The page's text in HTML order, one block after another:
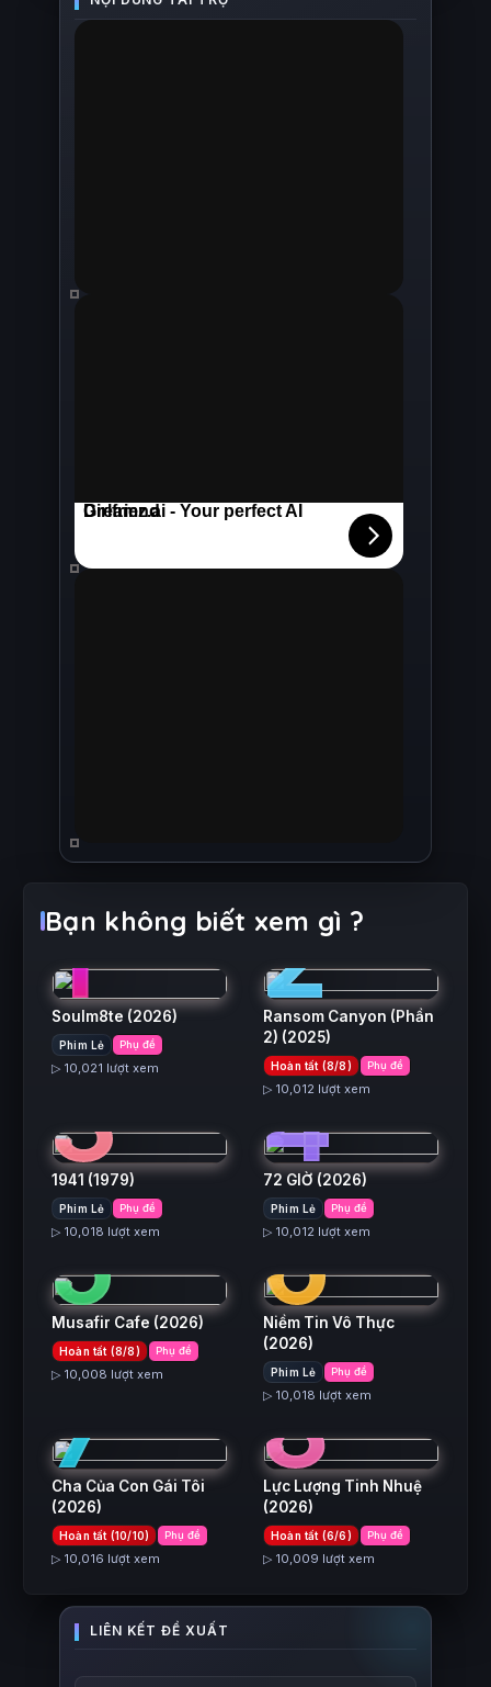
Bạn không biết xem gì ?
1
Soulm8te (2026)
Phim Lẻ Phụ đề
▷ 10,021 lượt xem
2
Ransom Canyon (Phần
2) (2025)
Hoàn tất (8/8) Phụ đề
▷ 10,012 lượt xem
3
1941 (1979)
Phim Lẻ Phụ đề
▷ 10,018 lượt xem
4
72 GIỜ (2026)
Phim Lẻ Phụ đề
▷ 10,012 lượt xem
5
Musafir Cafe (2026)
Hoàn tất (8/8) Phụ đề
▷ 10,008 lượt xem
6
Niềm Tin Vô Thực
(2026)
Phim Lẻ Phụ đề
▷ 10,018 lượt xem
7
Cha Của Con Gái Tôi
(2026)
Hoàn tất (10/10) Phụ đề
▷ 10,016 lượt xem
8
Lực Lượng Tinh Nhuệ
(2026)
Hoàn tất (6/6) Phụ đề
▷ 10,009 lượt xem